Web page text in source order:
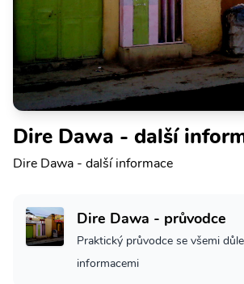
Dire Dawa - další
Dire Dawa - další informace
Dire Dawa - průvodce
Praktický průvodce se všemi
informacemi